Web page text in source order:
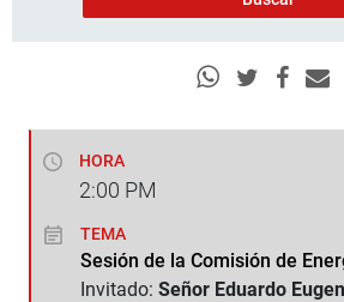
HORA
2:00 PM
TEMA
Sesión de la Comisión de
Invitado: Señor Eduardo